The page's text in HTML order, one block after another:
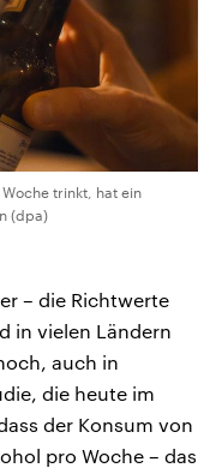
trinkt, hat ein
(dpa)
– die Richtwerte
in vielen Ländern
auch in
die heute im
der Konsum von
pro Woche – das